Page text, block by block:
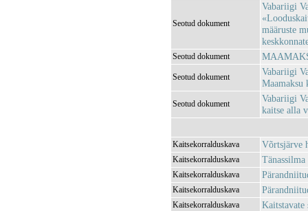
Seotud dokument
Vabariigi
määruste
Seotud dokument
Seotud dokument
Vabariigi
Maamaksu
Seotud dokument
Vabariigi
kaitse alla
Kaitsekorralduskava Võrtsjärve
Kaitsekorralduskava
Kaitsekorralduskava
Kaitsekorralduskava
Kaitsekorralduskava Kaitstavate